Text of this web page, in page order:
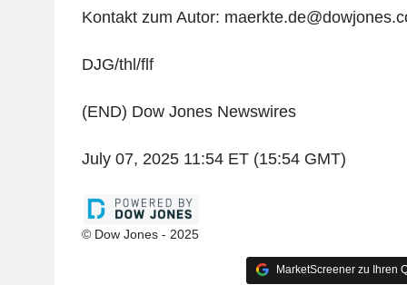
Kontakt zum Autor:
DJG/thl/flf
(END) Dow Jones Newswires
July 07, 2025 11:54 ET (15:54 GMT)
© Dow Jones - 2025
MarketScreener zu Ihren